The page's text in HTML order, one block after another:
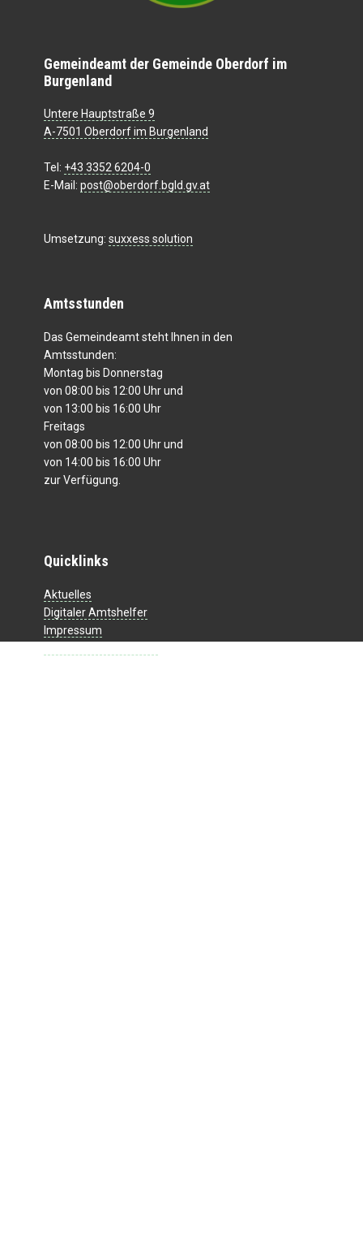
Gemeindeamt der Gemeinde Oberdorf im
Burgenland
Untere Hauptstraße 9
A-7501 Oberdorf im Burgenland
Tel: +43 3352 6204-0
E-Mail: post@oberdorf.bgld.gv.at
Umsetzung: suxxess solution
Amtsstunden
Das Gemeindeamt steht Ihnen in den
Amtsstunden:
Montag bis Donnerstag
von 08:00 bis 12:00 Uhr und
von 13:00 bis 16:00 Uhr
Freitags
von 08:00 bis 12:00 Uhr und
von 14:00 bis 16:00 Uhr
zur Verfügung.
Quicklinks
Aktuelles
Digitaler Amtshelfer
Impressum